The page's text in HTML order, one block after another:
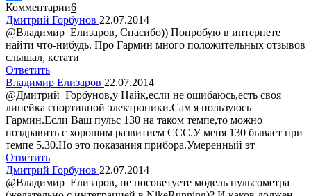
Комментарии6
Дмитрий Горбунов 22.07.2014
@Владимир Елизаров, Спасибо)) Попробую в интернете
найти что-нибудь. Про Гармин много положительных отзывов
слышал, кстати
Ответить
Владимир Елизаров 22.07.2014
@Дмитрий Горбунов,у Найк,если не ошибаюсь,есть своя
линейка спортивной электроники.Сам я пользуюсь
Гармин.Если Ваш пульс 130 на таком темпе,то можно
поздравить с хорошим развитием ССС.У меня 130 бывает при
темпе 5.30.Но это показания прибора.Умеренный эт
Ответить
Дмитрий Горбунов 22.07.2014
@Владимир Елизаров, не посоветуете модель пульсометра